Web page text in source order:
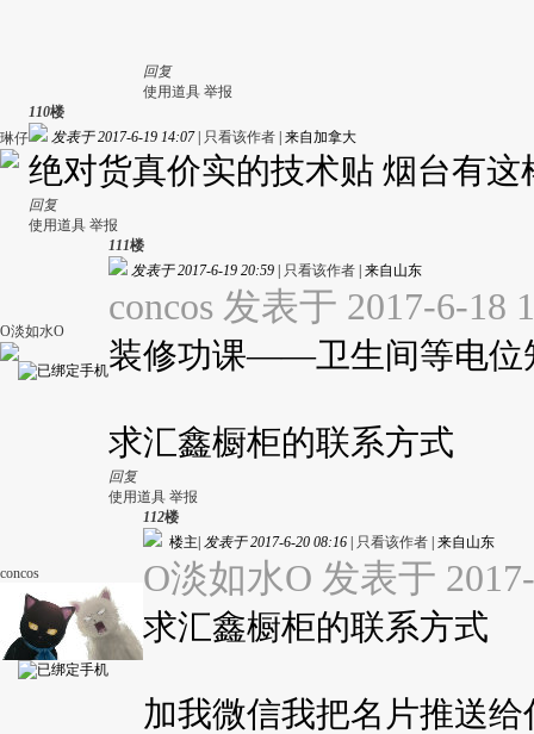
回复
使用道具 举报
琳仔
110楼
发表于 2017-6-19 14:07
只看该作者 来自加拿大
绝对货真价实的技术贴 烟台有
回复
使用道具 举报
O淡如水O
111楼
发表于 2017-6-19 20:59
只看该作者 来自山东
concos 发表于 2017-6-18
装修功课——卫生间等电位
求汇鑫橱柜的联系方式
回复
使用道具 举报
concos
112楼
楼主 发表于 2017-6-20 08:16 只看该作者 来自山东
O淡如水O 发表于
求汇鑫橱柜的联系方式
加我微信我把名片推送给